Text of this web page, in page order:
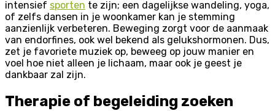
intensief sporten te zijn; een dagelijkse wandeling, yoga,
of zelfs dansen in je woonkamer kan je stemming
aanzienlijk verbeteren. Beweging zorgt voor de aanmaak
van endorfines, ook wel bekend als gelukshormonen. Dus,
zet je favoriete muziek op, beweeg op jouw manier en
voel hoe niet alleen je lichaam, maar ook je geest je
dankbaar zal zijn.
Therapie of begeleiding zoeken